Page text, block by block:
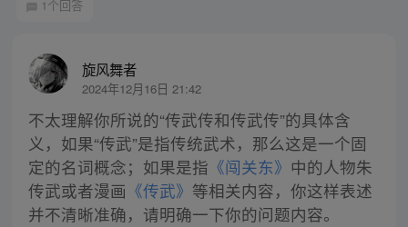
1个回答
旋风舞者
2024年12月16日 21:42
不太理解你所说的“传武传和传武传”的具体含
义，如果“传武”是指传统武术，那么这是一个固
定的名词概念；如果是指 《闯关东》 中的人物朱
传武或者漫画 《传武》 等相关内容，你这样表述
并不清晰准确，请明确一下你的问题内容。